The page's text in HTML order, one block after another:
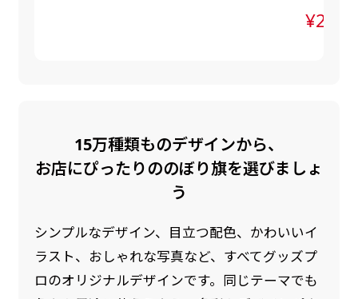
15万種類ものデザインから、
お店にぴったりののぼり旗を選びましょ
う
シンプルなデザイン、目立つ配色、かわいいイ
ラスト、おしゃれな写真など、すべてグッズプ
ロのオリジナルデザインです。同じテーマでも
レギュラーのれんスリムは横幕の上部にチチを5